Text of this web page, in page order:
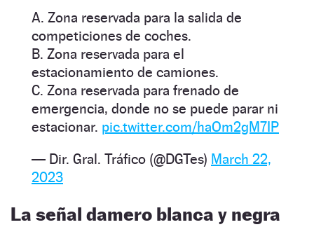
A. Zona reservada para la salida de
competiciones de coches.
B. Zona reservada para el
estacionamiento de camiones.
C. Zona reservada para frenado de
emergencia, donde no se puede parar ni
estacionar. pic.twitter.com/haOm2gM7IP
— Dir. Gral. Tráfico (@DGTes) March 22,
2023
La señal damero blanca y negra